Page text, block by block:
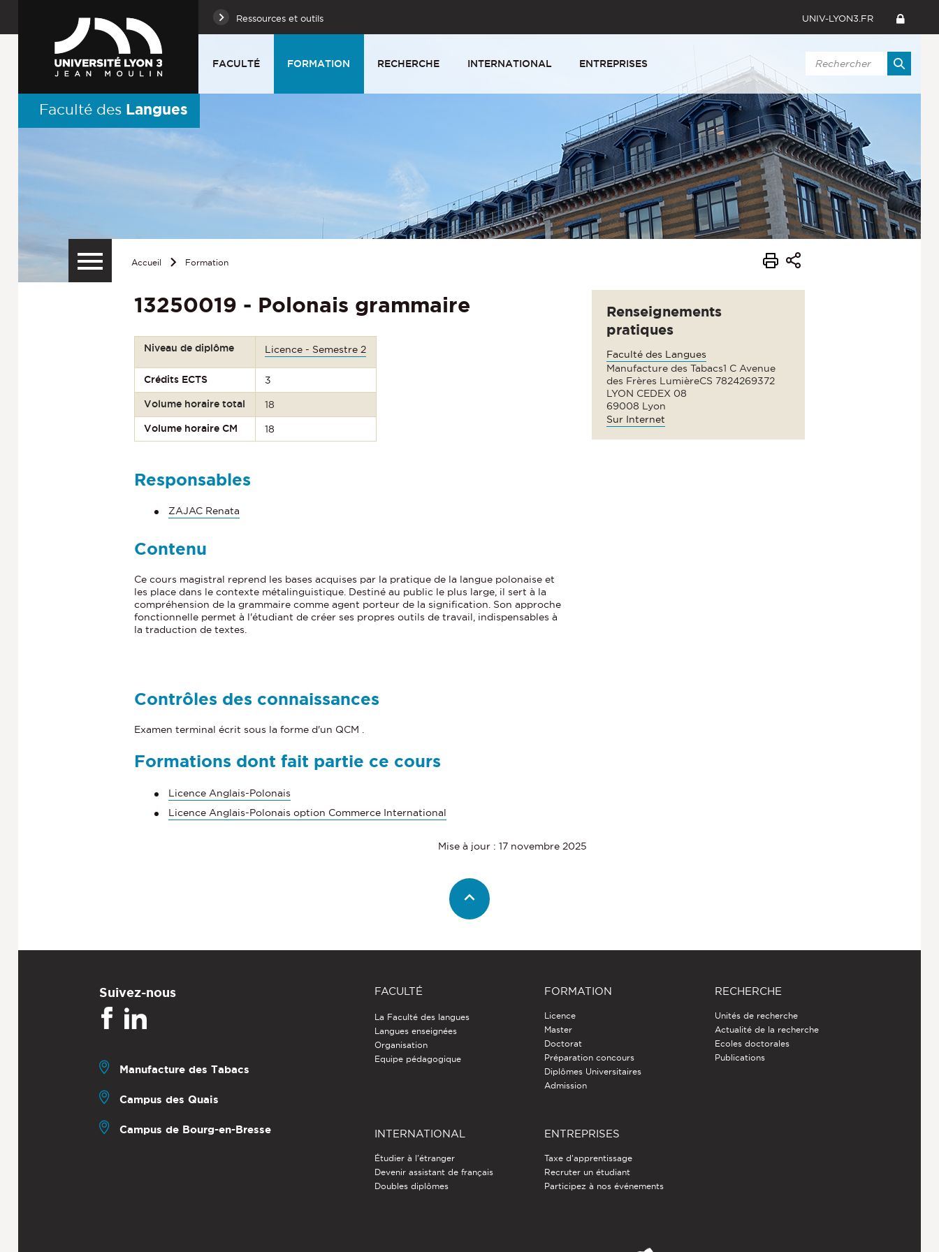
Ressources et outils UNIV-LYON3.FR
FACULTÉ FORMATION RECHERCHE INTERNATIONAL ENTREPRISES
Faculté des Langues
Accueil Formation
13250019 - Polonais grammaire
Niveau de diplôme Licence - Semestre 2
Crédits ECTS 3
Volume horaire total 18
Volume horaire CM 18
Responsables
ZAJAC Renata
Contenu
Ce cours magistral reprend les bases acquises par la pratique de la langue polonaise et
les place dans le contexte métalinguistique. Destiné au public le plus large, il sert à la
compréhension de la grammaire comme agent porteur de la signification. Son approche
fonctionnelle permet à l'étudiant de créer ses propres outils de travail, indispensables à
la traduction de textes.
Contrôles des connaissances
Examen terminal écrit sous la forme d'un QCM .
Formations dont fait partie ce cours
Licence Anglais-Polonais
Licence Anglais-Polonais option Commerce International
Renseignements
pratiques
Faculté des Langues
Manufacture des Tabacs1 C Avenue
des Frères LumièreCS 7824269372
LYON CEDEX 08
69008 Lyon
Sur Internet
Mise à jour : 17 novembre 2025
Suivez-nous
Manufacture des Tabacs
Campus des Quais
Campus de Bourg-en-Bresse
FACULTÉ
La Faculté des langues
Langues enseignées
Organisation
Equipe pédagogique
FORMATION
Licence
Master
Doctorat
Préparation concours
Diplômes Universitaires
Admission
RECHERCHE
Unités de recherche
Actualité de la recherche
Ecoles doctorales
Publications
INTERNATIONAL
Étudier à l'étranger
Devenir assistant de français
Doubles diplômes
ENTREPRISES
Taxe d'apprentissage
Recruter un étudiant
Participez à nos événements